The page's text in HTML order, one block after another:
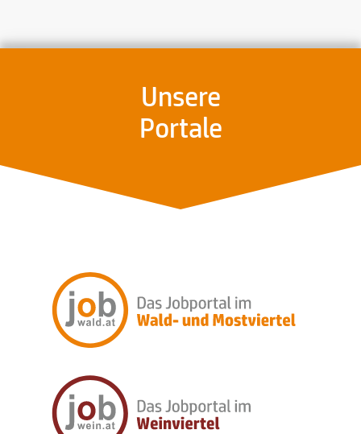
Unsere
Portale